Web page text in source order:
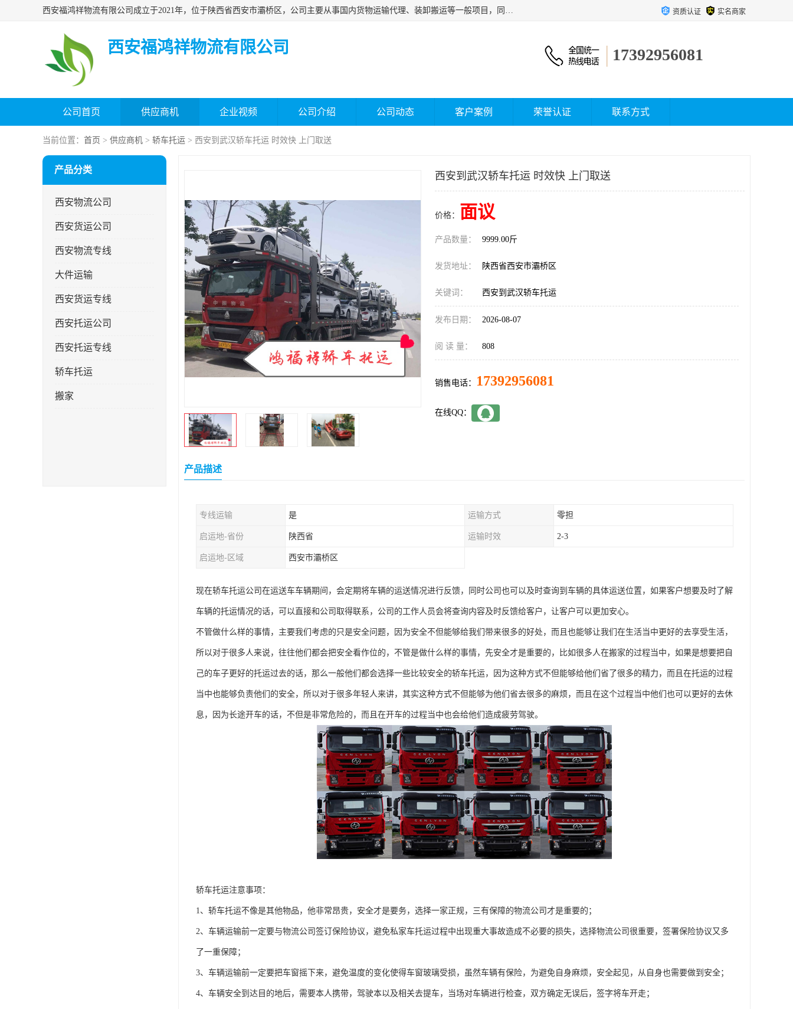
西安福鸿祥物流有限公司成立于2021年，位于陕西省西安市灞桥区，公司主要从事国内货物运输代理、装卸搬运等一般项目，同时具备道路货物运输（不含危险货物）的许可资质。凭借专业的物流服务和*的运输能力，公司致力于为客户提供安全、可靠的物流解决方案，满足多样化的运输需求，助力企业*运营。 资质认证 实名商家
西安福鸿祥物流有限公司 17392956081
公司首页 供应商机 企业视频 公司介绍 公司动态 客户案例 荣誉认证 联系方式
当前位置： 首页 > 供应商机 > 轿车托运 > 西安到武汉轿车托运 时效快 上门取送
产品分类
西安物流公司
西安货运公司
西安物流专线
大件运输
西安货运专线
西安托运公司
西安托运专线
轿车托运
搬家
西安到武汉轿车托运 时效快 上门取送
价格： 面议
产品数量： 9999.00斤
发货地址： 陕西省西安市灞桥区
关键词： 西安到武汉轿车托运
发布日期： 2026-08-07
阅 读 量： 808
销售电话： 17392956081
在线QQ：
产品描述
专线运输 是 运输方式 零担
启运地-省份 陕西省 运输时效 2-3
启运地-区域 西安市灞桥区
现在轿车托运公司在运送车车辆期间，会定期将车辆的运送情况进行反馈，同时公司也可以及时查询到车辆的具体运送位置，如果客户想要及时了解
车辆的托运情况的话，可以直接和公司取得联系，公司的工作人员会将查询内容及时反馈给客户，让客户可以更加安心。
不管做什么样的事情，主要我们考虑的只是安全问题，因为安全不但能够给我们带来很多的好处，而且也能够让我们在生活当中更好的去享受生活，
所以对于很多人来说，往往他们都会把安全看作位的，不管是做什么样的事情，先安全才是重要的，比如很多人在搬家的过程当中，如果是想要把自
己的车子更好的托运过去的话，那么一般他们都会选择一些比较安全的轿车托运，因为这种方式不但能够给他们省了很多的精力，而且在托运的过程
当中也能够负责他们的安全，所以对于很多年轻人来讲，其实这种方式不但能够为他们省去很多的麻烦，而且在这个过程当中他们也可以更好的去休
息，因为长途开车的话，不但是非常危险的，而且在开车的过程当中也会给他们造成疲劳驾驶。
轿车托运注意事项：
1、轿车托运不像是其他物品，他非常昂贵，安全才是要务，选择一家正规，三有保障的物流公司才是重要的；
2、车辆运输前一定要与物流公司签订保险协议，避免私家车托运过程中出现重大事故造成不必要的损失，选择物流公司很重要，签署保险协议又多
了一重保障；
3、车辆运输前一定要把车窗摇下来，避免温度的变化使得车窗玻璃受损，虽然车辆有保险，为避免自身麻烦，安全起见，从自身也需要做到安全；
4、车辆安全到达目的地后，需要本人携带，驾驶本以及相关去提车，当场对车辆进行检查，双方确定无误后，签字将车开走；